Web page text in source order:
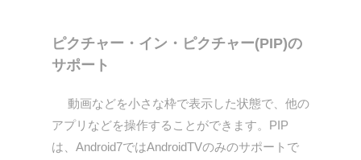
ピクチャー・イン・ピクチャー(PIP)の
サポート
動画などを小さな枠で表示した状態で、他の
アプリなどを操作することができます。PIP
は、Android7ではAndroidTVのみのサポートで